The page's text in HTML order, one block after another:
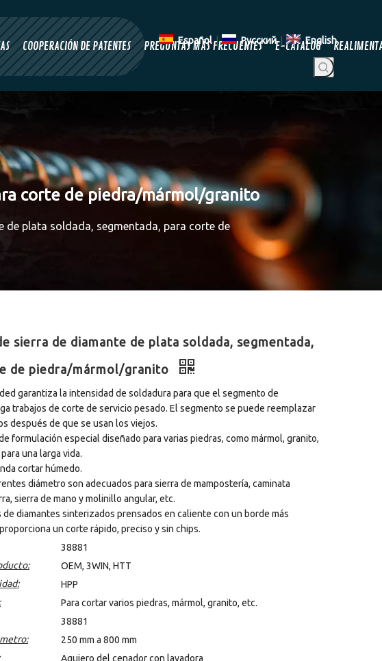
COOPERACIÓN DE PATENTES PREGUNTAS MÁS FRECUENTES E-CATALOG
Español | Pусский English
corte de piedra/mármol/granito
de plata soldada, segmentada, para corte de
sierra de diamante de plata soldada, segmentada,
de piedra/mármol/granito
garantiza la intensidad de soldadura para que el segmento de
trabajos de corte de servicio pesado. El segmento se puede reemplazar
después de que se usan los viejos.
formulación especial diseñado para varias piedras, como mármol, granito,
una larga vida.
cortar húmedo.
diámetro son adecuados para sierra de mampostería, caminata
sierra de mano y molinillo angular, etc.
de diamantes sinterizados prensados ​​en caliente con un borde más
un corte rápido, preciso y sin chips.
38881
OEM, 3WIN, HTT
HPP
Para cortar varios piedras, mármol, granito, etc.
38881
250 mm a 800 mm
Agujero del cenador con lavadora